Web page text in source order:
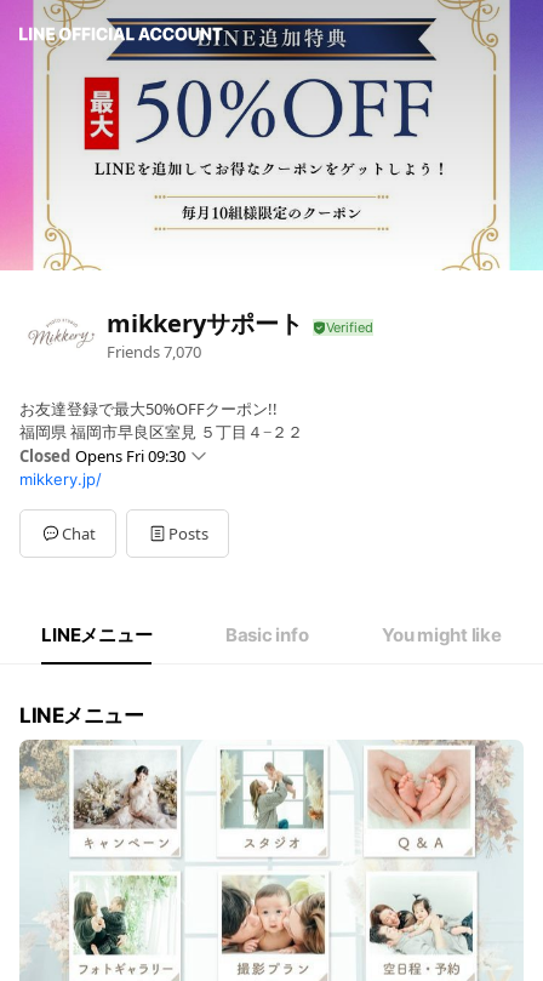
mikkeryサポート
Friends7,070
お友達登録で最大50%OFFクーポン!!
福岡県 福岡市早良区室見 ５丁目４−２２
Closed Opens Fri 09:30
Sun09:30 - 18:00
Mon09:30 - 18:00
Tue09:30 - 18:00
Wed00:00 - 00:00
水曜日定休
mikkery.jp/
Chat Posts
LINEメニュー Basic info You might like
LINEメニュー